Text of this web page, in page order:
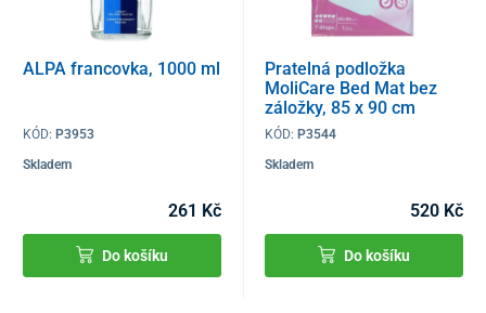
ALPA francovka, 1000 ml
KÓD: P3953
Skladem
261 Kč
Do košíku
Pratelná podložka
MoliCare Bed Mat bez
záložky, 85 x 90 cm
KÓD:P3544
Skladem
520 Kč
Do košíku